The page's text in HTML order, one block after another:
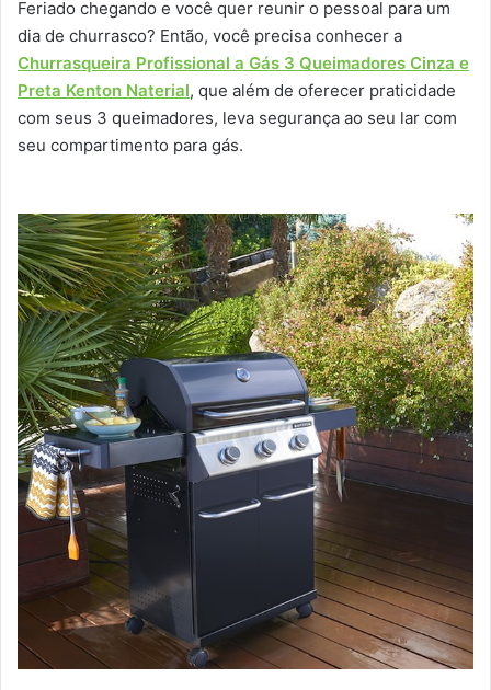
Feriado chegando e você quer reunir o pessoal para um
dia de churrasco? Então, você precisa conhecer a
Churrasqueira Profissional a Gás 3 Queimadores Cinza e
Preta Kenton Naterial, que além de oferecer praticidade
com seus 3 queimadores, leva segurança ao seu lar com
seu compartimento para gás.